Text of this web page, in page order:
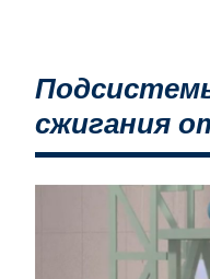
сжигания